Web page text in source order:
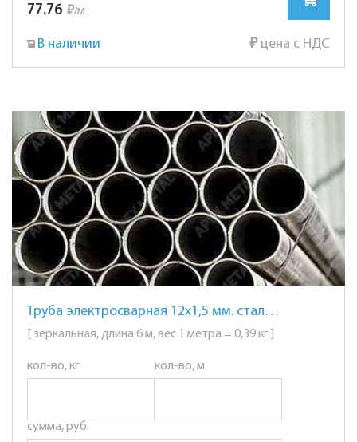
77.76 ₽/м
В наличии ₽цена с НДС
Труба электросварная 12х1,5 мм. сталь AISI 201 (12Х15Г9НД) зеркальная
[ зеркальная, длина 6 м, вес 1 метра = 0,39 кг ]
кол-во, кг кол-во, м
сумма, руб.